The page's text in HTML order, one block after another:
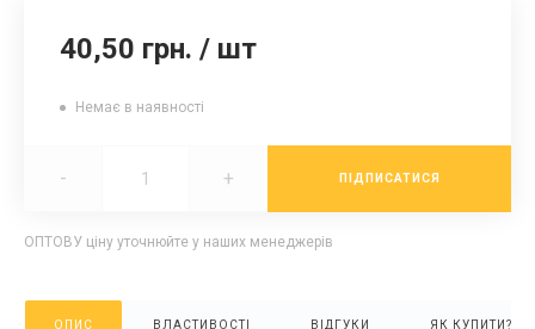
40,50 грн. / шт
Немає в наявності
- + ПІДПИСАТИСЯ
ОПТОВУ ціну уточнюйте у наших менеджерів
ОПИС ВЛАСТИВОСТІ ВІДГУКИ ЯК КУПИТИ?